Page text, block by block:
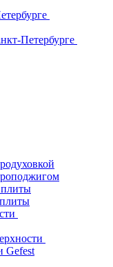
Петербурге
плиты
Gefest